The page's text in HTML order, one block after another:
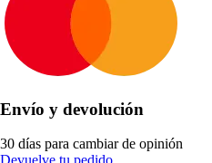
Envío y devolución
30 días para cambiar de opinión